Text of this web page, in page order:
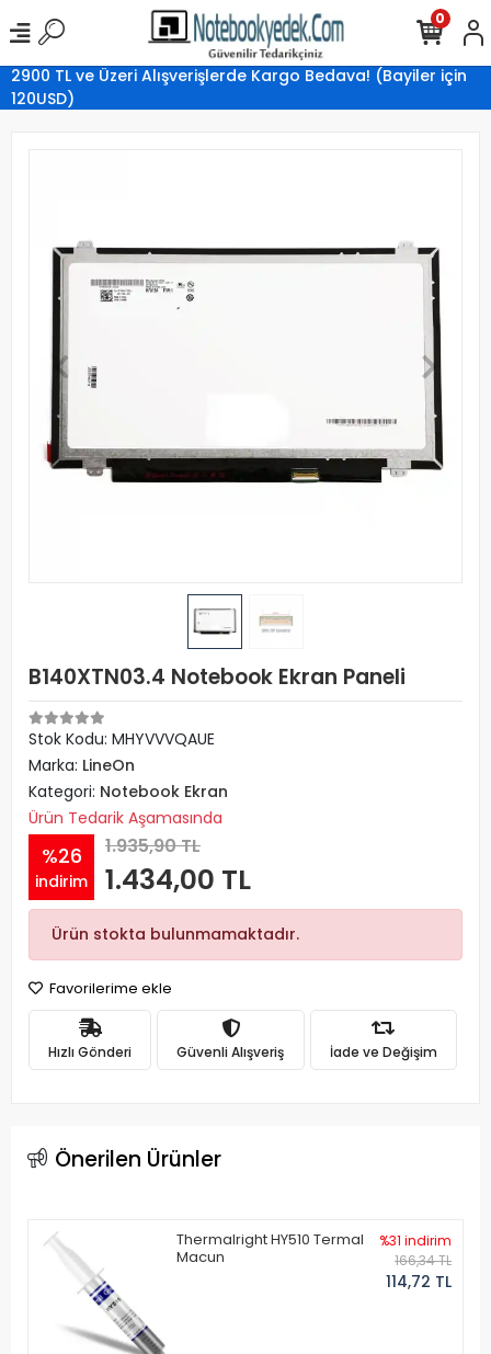
2900 TL ve Üzeri Alışverişlerde Kargo Bedava! (Bayiler için
120USD)
0
B140XTN03.4 Notebook Ekran Paneli
Stok Kodu: MHYVVVQAUE
Marka: LineOn
Kategori: Notebook Ekran
Ürün Tedarik Aşamasında
%26
indirim
1.935,90 TL
1.434,00 TL
Ürün stokta bulunmamaktadır.
Favorilerime ekle
Hızlı Gönderi Güvenli Alışveriş İade ve Değişim
Önerilen Ürünler
Thermalright HY510 Termal
Macun
%31 indirim
166,34 TL
114,72 TL